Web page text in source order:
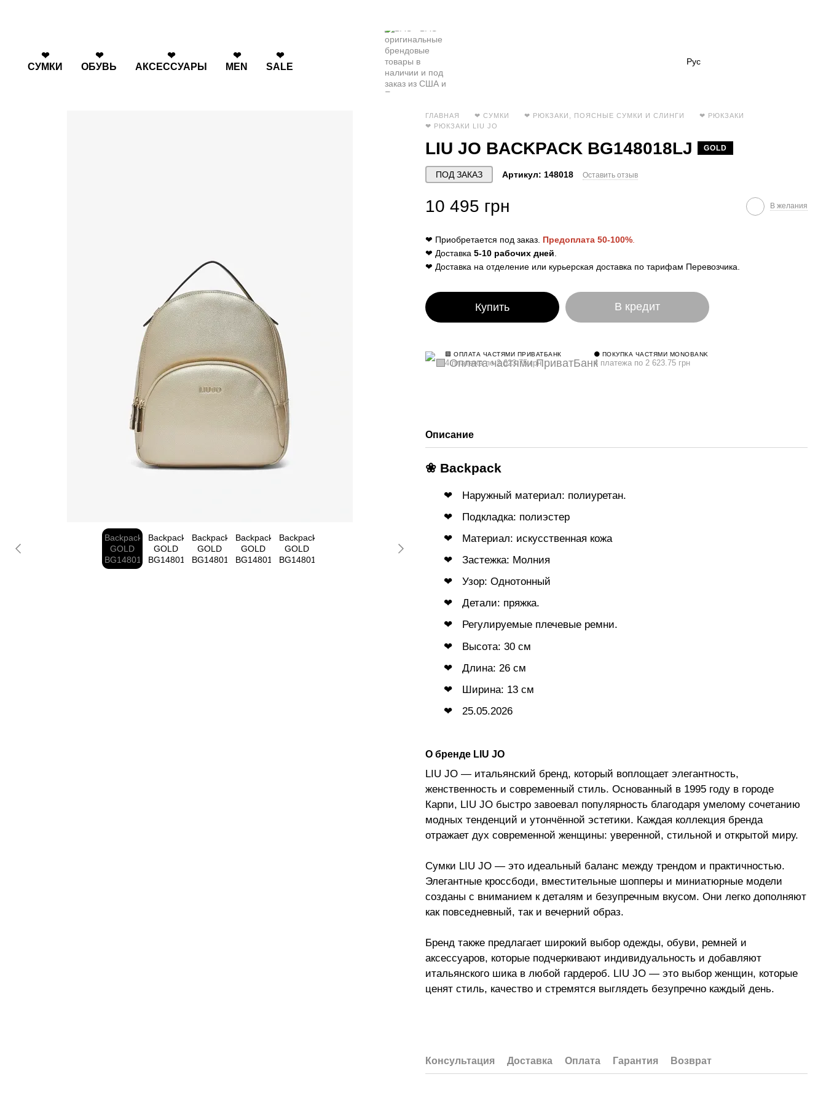
❤
СУМКИ
❤
ОБУВЬ
❤
АКСЕССУАРЫ
❤
MEN
❤
SALE
Рус
ГЛАВНАЯ ❤ СУМКИ ❤ РЮКЗАКИ, ПОЯСНЫЕ СУМКИ И СЛИНГИ
❤ РЮКЗАКИ
❤ РЮКЗАКИ LIU JO
LIU JO BACKPACK BG148018LJ GOLD
ПОД ЗАКАЗ Артикул: 148018 Оставить отзыв
10 495 грн В желания
❤ Приобретается под заказ. Предоплата 50-100%
❤ Доставка 5-10 рабочих дней
❤ Доставка на отделение или курьерская доставка по тарифам Перевозчика.
Купить В кредит
🟩 ОПЛАТА ЧАСТЯМИ ПРИВАТБАНК
4 платежа по 2 623.75 грн
⚫ ПОКУПКА ЧАСТЯМИ MONOBANK
4 платежа по 2 623.75 грн
Описание
❀ Backpack
Наружный материал: полиуретан.
Подкладка: полиэстер
Материал: искусственная кожа
Застежка: Молния
Узор: Однотонный
Детали: пряжка.
Регулируемые плечевые ремни.
Высота: 30 см
Длина: 26 см
Ширина: 13 см
25.05.2026
О бренде LIU JO
LIU JO — итальянский бренд, который воплощает элегантность,
женственность и современный стиль. Основанный в 1995 году в городе
Карпи, LIU JO быстро завоевал популярность благодаря умелому сочетанию
модных тенденций и утончённой эстетики. Каждая коллекция бренда
отражает дух современной женщины: уверенной, стильной и открытой миру.
Сумки LIU JO — это идеальный баланс между трендом и практичностью.
Элегантные кроссбоди, вместительные шопперы и миниатюрные модели
созданы с вниманием к деталям и безупречным вкусом. Они легко дополняют
как повседневный, так и вечерний образ.
Бренд также предлагает широкий выбор одежды, обуви, ремней и
аксессуаров, которые подчеркивают индивидуальность и добавляют
итальянского шика в любой гардероб. LIU JO — это выбор женщин, которые
ценят стиль, качество и стремятся выглядеть безупречно каждый день.
Консультация Доставка Оплата Гарантия Возврат